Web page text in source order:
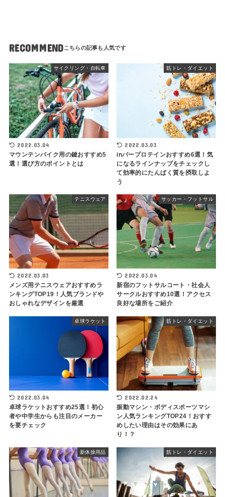
RECOMMEND
サイクリング・自転車
2022.03.04
マウンテンバイク用の鍵おすすめ5
選！選び方のポイントとは
筋トレ・ダイエット
2022.03.03
inバープロテインおすすめ6選！気
になるラインナップをチェックし
て効率的にたんぱく質を摂取しよ
う
テニスウェア
2022.03.03
メンズ用テニスウェアおすすめラ
ンキングTOP19！人気ブランドや
おしゃれなデザインを厳選
サッカー・フットサル
2022.03.04
新宿のフットサルコート・社会人
サークルおすすめ10選！アクセス
良好な場所をご紹介
卓球ラケット
2022.03.04
卓球ラケットおすすめ25選！初心
者や中学生からも注目のメーカー
を要チェック
筋トレ・ダイエット
2022.02.24
振動マシン・ボディスポーツマシ
ン人気ランキングTOP24！おすす
めしたい理由はその効果にあ
り！？
新体操用品 筋トレ・ダイエット